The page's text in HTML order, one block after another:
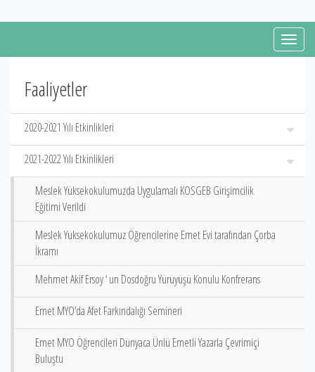
Faaliyetler
2020-2021 Yılı Etkinlikleri
2021-2022 Yılı Etkinlikleri
Meslek Yüksekokulumuzda Uygulamalı KOSGEB Girişimcilik
Eğitimi Verildi
Meslek Yüksekokulumuz Öğrencilerine Emet Evi tarafından Çorba
İkramı
Mehmet Akif Ersoy ‘ un Dosdoğru Yürüyüşü Konulu Konfrerans
Emet MYO’da Afet Farkındalığı Semineri
Emet MYO Öğrencileri Dünyaca Ünlü Emetli Yazarla Çevrimiçi
Buluştu